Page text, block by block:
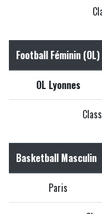
Football Féminin (OL)
OL Lyonnes
Basketball Masculin
Paris